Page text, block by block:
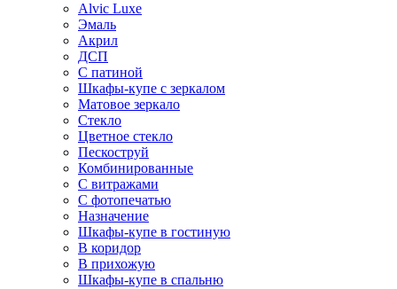
Alvic Luxe
Эмаль
Акрил
ДСП
С патиной
Шкафы-купе с зеркалом
Матовое зеркало
Стекло
Цветное стекло
Пескоструй
Комбинированные
С витражами
С фотопечатью
Назначение
Шкафы-купе в гостиную
В коридор
В прихожую
Шкафы-купе в спальню